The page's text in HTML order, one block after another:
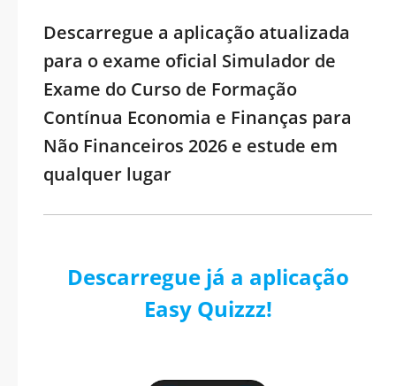
Descarregue a aplicação atualizada
para o exame oficial Simulador de
Exame do Curso de Formação
Contínua Economia e Finanças para
Não Financeiros 2026 e estude em
qualquer lugar
Descarregue já a aplicação
Easy Quizzz!